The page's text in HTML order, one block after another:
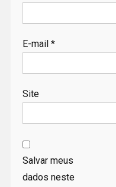
E-mail *
Site
Salvar meus
dados neste